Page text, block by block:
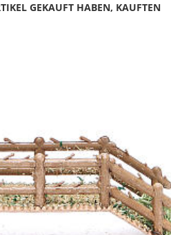
GEKAUFT HABEN, KAUFTEN